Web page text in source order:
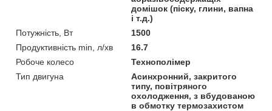
домішок (піску, глини, вапна
і т.д.)
Потужність, Вт
1500
Продуктивність min, л/хв
16.7
Робоче колесо
Технополімер
Тип двигуна
Асинхронний, закритого
типу, повітряного
охолодження, з вбудованою
в обмотку термозахистом